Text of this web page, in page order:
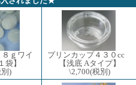
ｇワイ
】
)
プリンカップ４３０cc
【浅底 Aタイプ】
\2,700(税別)